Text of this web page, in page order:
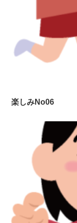
楽しみNo06